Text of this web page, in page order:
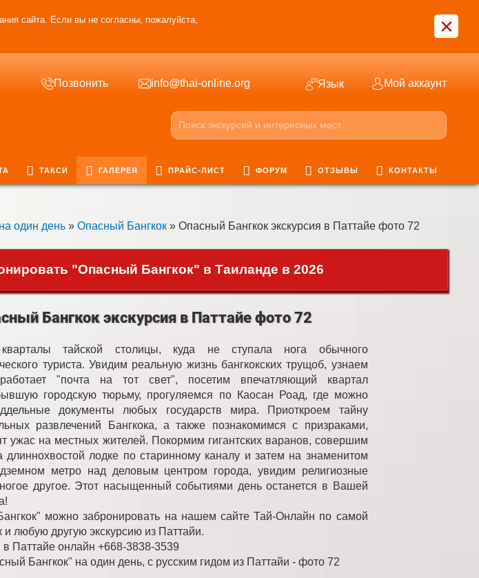
сайта. Если вы не согласны, пожалуйста,
×
Позвонить info@thai-online.org Язык Мой аккаунт
ТАКСИ ГАЛЕРЕЯ ПРАЙС-ЛИСТ ФОРУМ ОТЗЫВЫ КОНТАКТЫ
один день » Опасный Бангкок » Опасный Бангкок экскурсия в Паттайе фото 72
"Опасный Бангкок" в Таиланде в 2026
Бангкок экскурсия в Паттайе фото 72
тайской столицы, куда не ступала нога обычного
туриста. Увидим реальную жизнь бангкокских трущоб, узнаем
"почта на тот свет", посетим впечатляющий квартал
городскую тюрьму, прогуляемся по Каосан Роад, где можно
документы любых государств мира. Приоткроем тайну
развлечений Бангкока, а также познакомимся с призраками,
ужас на местных жителей. Покормим гигантских варанов, совершим
длиннохвостой лодке по старинному каналу и затем на знаменитом
метро над деловым центром города, увидим религиозные
другое. Этот насыщенный событиями день останется в Вашей
можно забронировать на нашем сайте Тай-Онлайн по самой
и любую другую экскурсию из Паттайи.
в Паттайе онлайн +668-3838-3539
Бангкок" на один день, с русским гидом из Паттайи - фото 72